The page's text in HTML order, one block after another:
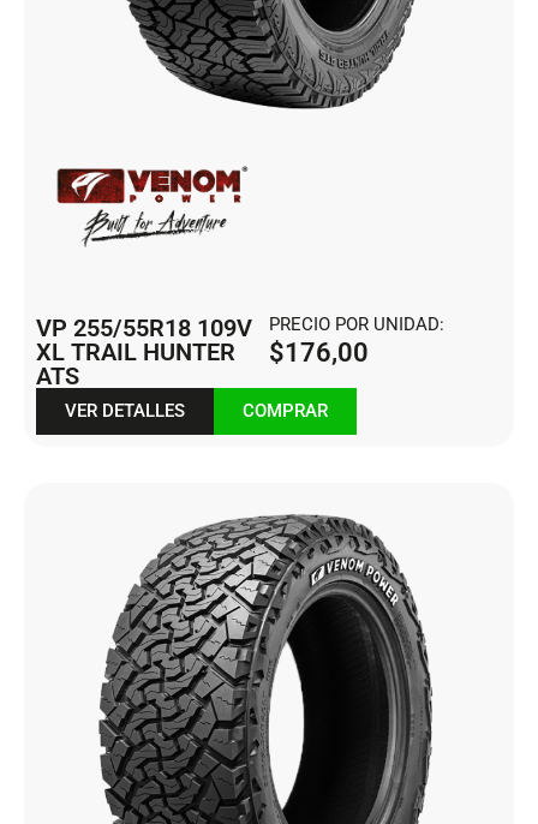
VP 255/55R18 109V
XL TRAIL HUNTER
ATS
PRECIO POR UNIDAD:
$176,00
VER DETALLES COMPRAR